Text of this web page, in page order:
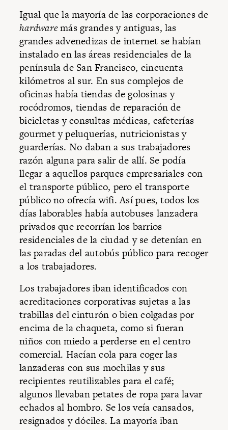
Igual que la mayoría de las corporaciones de
hardwaremás grandes y antiguas, las
grandes advenedizas de internet se habían
instalado en las áreas residenciales de la
península de San Francisco, cincuenta
kilómetros al sur. En sus complejos de
oficinas había tiendas de golosinas y
rocódromos, tiendas de reparación de
bicicletas y consultas médicas, cafeterías
gourmet y peluquerías, nutricionistas y
guarderías. No daban a sus trabajadores
razón alguna para salir de allí. Se podía
llegar a aquellos parques empresariales con
el transporte público, pero el transporte
público no ofrecía wifi. Así pues, todos los
días laborables había autobuses lanzadera
privados que recorrían los barrios
residenciales de la ciudad y se detenían en
las paradas del autobús público para recoger
a los trabajadores.
Los trabajadores iban identificados con
acreditaciones corporativas sujetas a las
trabillas del cinturón o bien colgadas por
encima de la chaqueta, como si fueran
niños con miedo a perderse en el centro
comercial. Hacían cola para coger las
lanzaderas con sus mochilas y sus
recipientes reutilizables para el café;
algunos llevaban petates de ropa para lavar
echados al hombro. Se los veía cansados,
resignados y dóciles. La mayoría iban